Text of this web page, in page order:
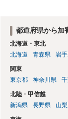
都道府県から加
北海道・東北
北海道
青森県 岩
関東
東京都
神奈川県
北陸・甲信越
新潟県
長野県 山